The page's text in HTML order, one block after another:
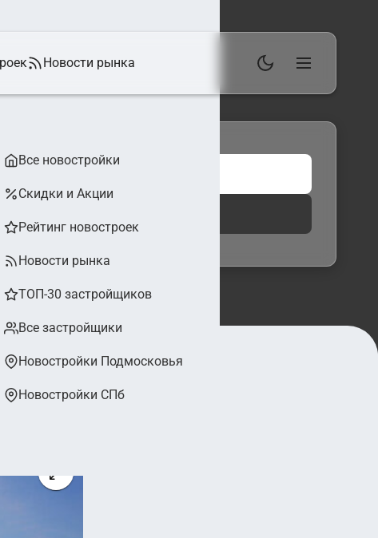
Новости рынка
Все новостройки
Скидки и Акции
Рейтинг новостроек
Новости рынка
ТОП-30 застройщиков
Все застройщики
Новостройки Подмосковья
Новостройки СПб
000руб.
руб. м